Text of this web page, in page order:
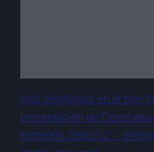
Nos montamos en el tren
presentación de
Nintendo Switch 2 –